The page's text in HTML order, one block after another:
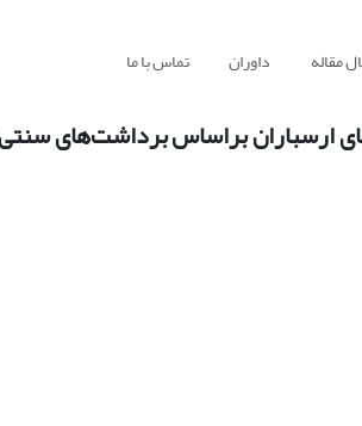
مقاله داوران تماس با ما
ارسباران براساس برداشت‌های